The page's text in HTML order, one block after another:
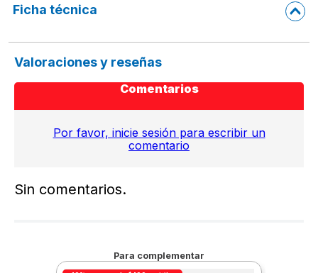
Ficha técnica
Valoraciones y reseñas
Comentarios
Por favor, inicie sesión para escribir un
comentario
Sin comentarios.
Para complementar